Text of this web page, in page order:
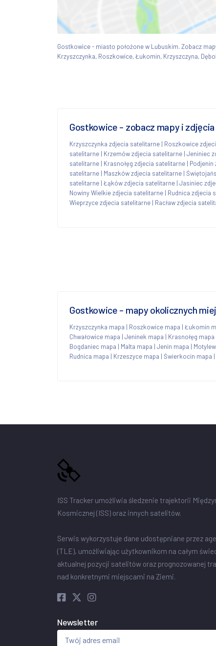
Gostkowice - miasto położone w Lubuskim. Zobacz
Krzyszczynka, Roszkowice, Łukomin, Krzyszczyna,
Gostkowice - zobacz mapy i
Krzyszczynka zdjecia satelitarne | Roszkowice
satelitarne | Krzemów zdjecia satelitarne | Jeniniec
satelitarne | Krasnołęg zdjecia satelitarne | Podjenin
satelitarne | Maszków zdjecia satelitarne |
satelitarne | Łąków zdjecia satelitarne | Jasiniec
Nowiny Wielkie zdjecia satelitarne | Rudnica zdjecia
Wieprzyce zdjecia satelitarne | Racław zdjecia
Gostkowice - mapy okolicznych
Krzyszczynka mapa | Roszkowice mapa | Łukomin
Chwałowice mapa | Jeninek mapa | Krasnołęg mapa
Bogdaniec mapa | Malta mapa | Jenin mapa |
Rudnica mapa | Krzeszyce mapa | Świerkocin mapa |
ISS Tracker umożliwia śledzenie trajektorii
Kosmicznej (ISS) oraz innych satelitów.
Serwis wykorzystuje dane udostępniane przez
(TLE), umożliwiając użytkownikom na całym
aktualnej pozycji satelitów oraz prognozowanej
nad konkretnymi miejscami na Ziemi.
Newsletter